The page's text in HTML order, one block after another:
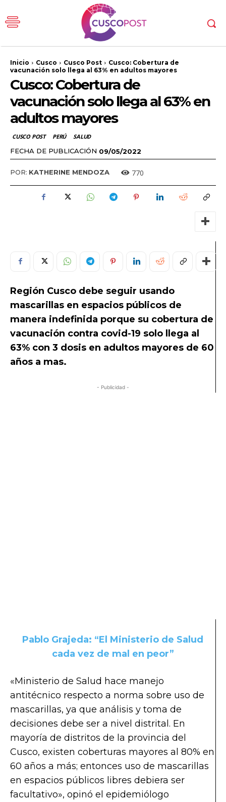
Inicio Cusco Cusco Post
Cusco: Cobertura de
vacunación solo llega al 63% en adultos mayores
Cusco: Cobertura de
vacunación solo llega al 63% en
adultos mayores
CUSCO POST PERÚ SALUD
FECHA DE PUBLICACIÓN 09/05/2022
POR: KATHERINE MENDOZA 770
Región Cusco debe seguir usando
mascarillas en espacios públicos de
manera indefinida porque su cobertura de
vacunación contra covid-19 solo llega al
63% con 3 dosis en adultos mayores de 60
años a mas.
- Publicidad -
Pablo Grajeda: “El Ministerio de Salud
cada vez de mal en peor”
«Ministerio de Salud hace manejo
antitécnico respecto a norma sobre uso de
mascarillas, ya que análisis y toma de
decisiones debe ser a nivel distrital. En
mayoría de distritos de la provincia del
Cusco, existen coberturas mayores al 80% en
60 años a más; entonces uso de mascarillas
en espacios públicos libres debiera ser
facultativo», opinó el epidemiólogo